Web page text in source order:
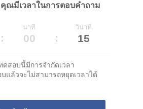
คุณมีเวลาในการตอบคำถาม
นาที วินาที
00 15
ดสอบนี้มีการจำกัดเวลา
บแล้วจะไม่สามารถหยุดเวลาได้